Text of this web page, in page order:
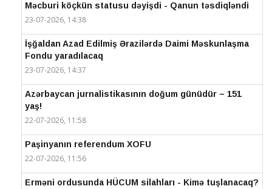
Məcburi köçkün statusu dəyişdi - Qanun təsdiqləndi
23-07-2026, 14:38
İşğaldan Azad Edilmiş Ərazilərdə Daimi Məskunlaşma
Fondu yaradılacaq
23-07-2026, 14:37
Azərbaycan jurnalistikasının doğum günüdür – 151
yaş!
22-07-2026, 11:58
Paşinyanın referendum XOFU
22-07-2026, 11:56
Erməni ordusunda HÜCUM silahları - Kimə tuşlanacaq?